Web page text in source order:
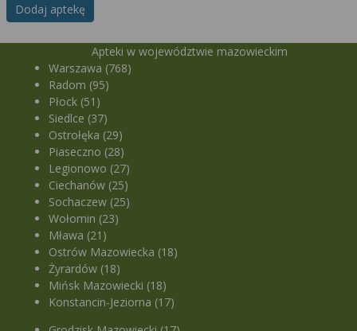
Dodaj aptekę
Apteki w województwie mazowieckim
Warszawa (768)
Radom (95)
Płock (51)
Siedlce (37)
Ostrołęka (29)
Piaseczno (28)
Legionowo (27)
Ciechanów (25)
Sochaczew (25)
Wołomin (23)
Mława (21)
Ostrów Mazowiecka (18)
Żyrardów (18)
Mińsk Mazowiecki (18)
Konstancin-Jeziorna (17)